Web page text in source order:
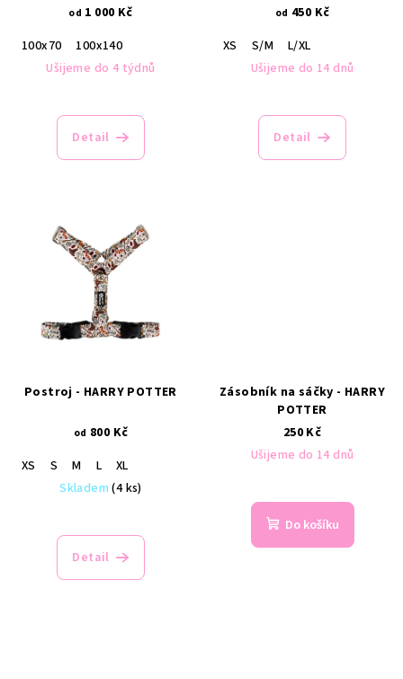
od 1 000 Kč
100x70
100x140
Ušijeme do 4 týdnů
Detail
od 450 Kč
XS
S/M
L/XL
Ušijeme do 14 dnů
Detail
Postroj - HARRY POTTER
od 800 Kč
XS
S M L
XL
Skladem(4 ks)
Detail
Zásobník na sáčky - HARRY
POTTER
250 Kč
Ušijeme do 14 dnů
Do košíku